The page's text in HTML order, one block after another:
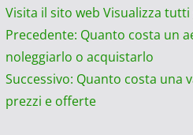
Visita il sito web Visualizza
Navigazione
articolo
Precedente: Quanto costa un
noleggiarlo o acquistarlo
Successivo: Quanto costa una
prezzi e offerte